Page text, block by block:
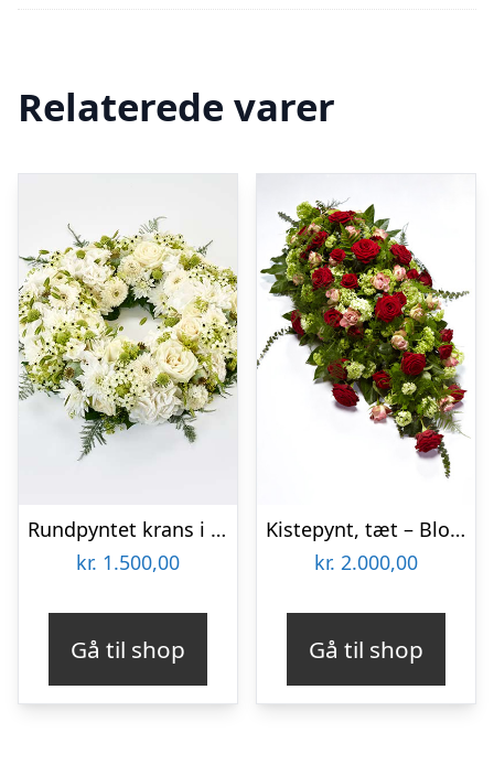
Relaterede varer
Rundpyntet krans i hvid, floristens valg – Blomster til begravelse
kr. 1.500,00
Gå til shop
Kistepynt, tæt – Blomster til begravelse
kr. 2.000,00
Gå til shop